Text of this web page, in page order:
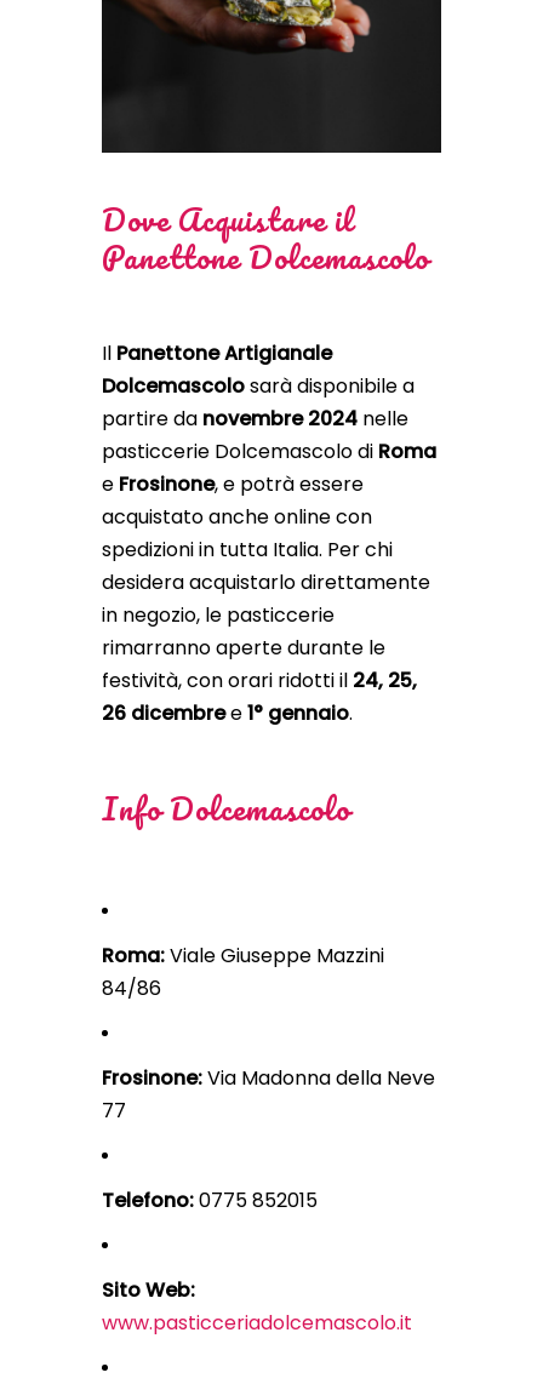
Dove Acquistare il
Panettone Dolcemascolo
Il Panettone Artigianale
Dolcemascolosarà disponibile a
partire da novembre 2024 nelle
pasticcerie Dolcemascolo di Roma
e Frosinone, e potrà essere
acquistato anche online con
spedizioni in tutta Italia. Per chi
desidera acquistarlo direttamente
in negozio, le pasticcerie
rimarranno aperte durante le
festività, con orari ridotti il 24, 25,
26 dicembree1° gennaio.
Info Dolcemascolo
Roma:Viale Giuseppe Mazzini
84/86
Frosinone:Via Madonna della Neve
77
Telefono:0775 852015
Sito Web:
www.pasticceriadolcemascolo.it